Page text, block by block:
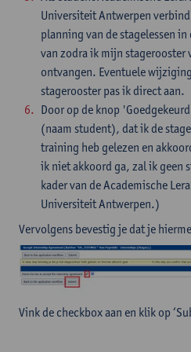
Universiteit Antwerpen
planning van de stagelessen
van zodra ik mijn stagerooster
ontvangen. Eventuele
stagerooster pas ik direct aan.
Door op de knop
(naam student), dat ik de
training heb gelezen en
ik niet akkoord ga, zal ik geen
kader van de Academische
Universiteit Antwerpen.)
Vervolgens bevestig je dat je
Vink de checkbox aan en klik op